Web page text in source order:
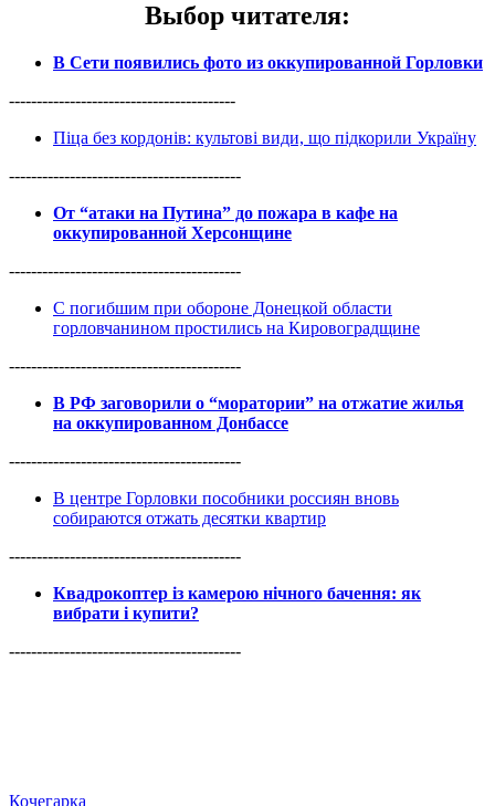
Выбор читателя:
В Сети появились фото из оккупированной Горловки
-----------------------------------------
Піца без кордонів: культові види, що підкорили Україну
------------------------------------------
От “атаки на Путина” до пожара в кафе на
оккупированной Херсонщине
------------------------------------------
С погибшим при обороне Донецкой области
горловчанином простились на Кировоградщине
------------------------------------------
В РФ заговорили о “моратории” на отжатие жилья
на оккупированном Донбассе
------------------------------------------
В центре Горловки пособники россиян вновь
собираются отжать десятки квартир
------------------------------------------
Квадрокоптер із камерою нічного бачення: як
вибрати і купити?
------------------------------------------
Кочегарка